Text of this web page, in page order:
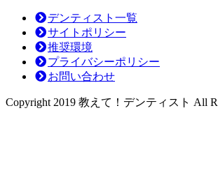
デンティスト一覧
サイトポリシー
推奨環境
プライバシーポリシー
お問い合わせ
Copyright 2019 教えて！デンティスト All